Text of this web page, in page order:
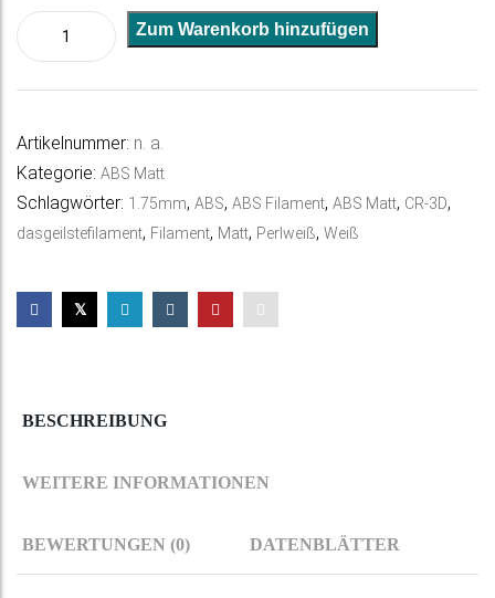
ABS
Matt
Perlweiß
Zum Warenkorb hinzufügen
t
a
Artikelnummer: n. a.
Kategorie: ABS Matt
Schlagwörter: 1.75mm, ABS, ABS Filament, ABS Matt, CR-3D,
dasgeilstefilament, Filament, Matt, Perlweiß, Weiß
BESCHREIBUNG
WEITERE INFORMATIONEN
BEWERTUNGEN (0) DATENBLÄTTER